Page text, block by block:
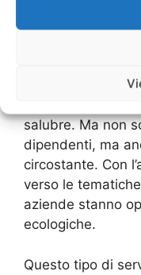
sono
Le pulizie uffici
salubre. Ma non
dipendenti, ma
circostante. Con
verso le
aziende stanno
ecologiche.
Questo tipo di